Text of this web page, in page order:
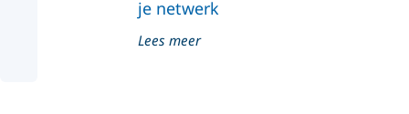
je netwerk
Lees meer